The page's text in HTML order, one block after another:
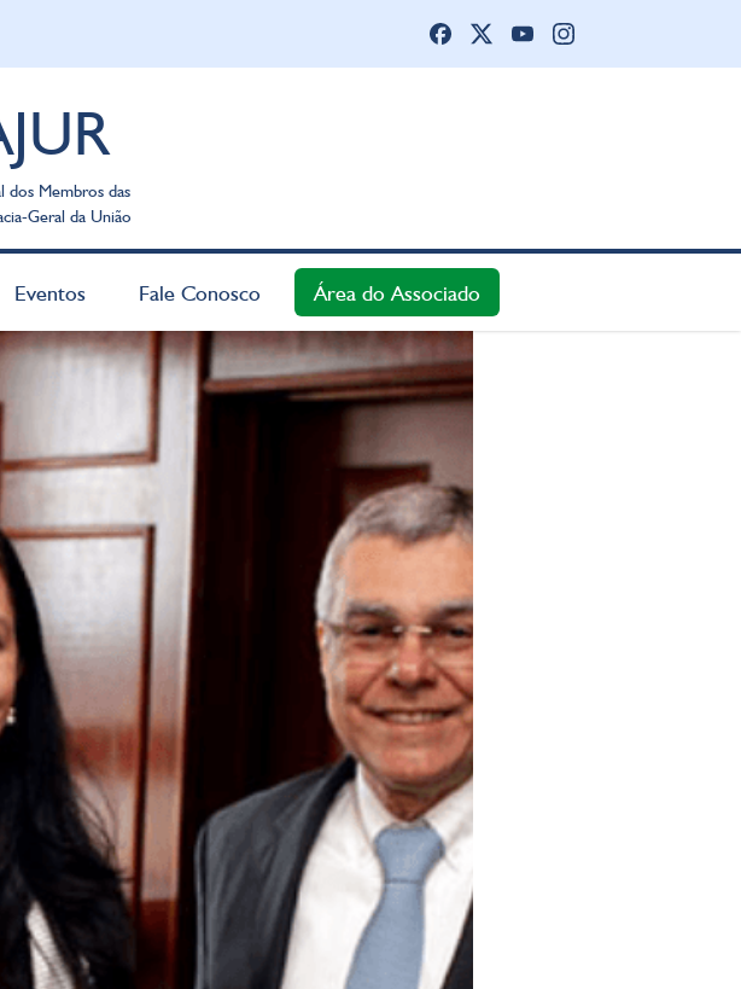
dos Membros das
Geral da União
Eventos Fale Conosco Área do Associado